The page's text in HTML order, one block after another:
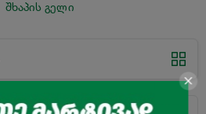
შხაპის გელი